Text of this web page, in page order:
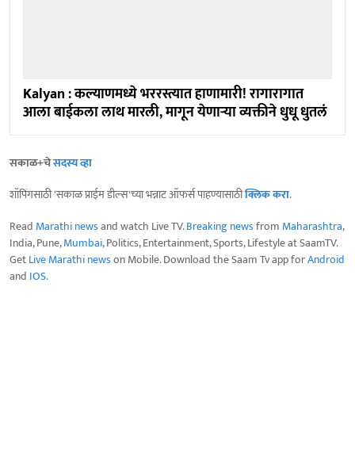
Kalyan : कल्याणमध्ये भररस्त्यात हाणामारी! रागारागात
आला बाईकला लाथ मारली, मागून येणाऱ्या व्यक्तीने धुधू धुतलं
सकाळ+चेसदस्य व्हा
शॉपिंगसाठी 'सकाळ प्राईम डील्स'च्या भन्नाट ऑफर्स पाहण्यासाठीक्लिक करा.
Read Marathi newsand watch Live TV.Breaking newsfrom Maharashtra,
India, Pune,Mumbai, Politics, Entertainment, Sports, Lifestyle at SaamTV.
GetLive Marathi newson Mobile. Download the Saam Tv app forAndroid
and IOS.